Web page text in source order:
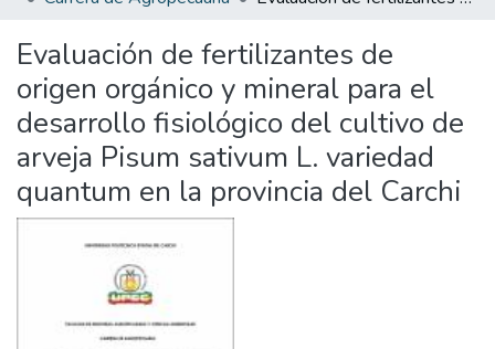
Estadísticas Externas
Manuales
Evaluación de fertilizantes de
origen orgánico y mineral para el
desarrollo fisiológico del cultivo de
arveja Pisum sativum L. variedad
quantum en la provincia del Carchi